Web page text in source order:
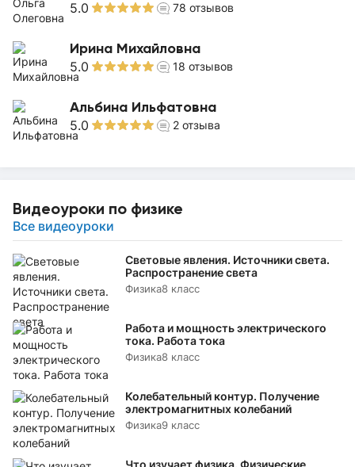
5.0 78 отзывов
Ирина Михайловна
5.0 18 отзывов
Альбина Ильфатовна
5.0 2 отзыва
Видеоуроки по физике
Все видеоуроки
Световые явления. Источники света.
Распространение света
Физика8 класс
Работа и мощность электрического
тока. Работа тока
Физика8 класс
Колебательный контур. Получение
электромагнитных колебаний
Физика9 класс
Что изучает физика. Физические